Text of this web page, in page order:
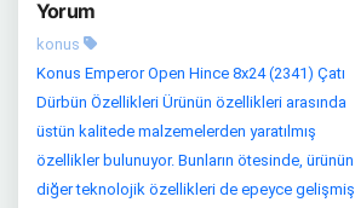
Yorum
konus
Konus Emperor Open Hince 8x24 (2341) Çatı
Dürbün Özellikleri Ürünün özellikleri arasında
üstün kalitede malzemelerden yaratılmış
özellikler bulunuyor. Bunların ötesinde, ürünün
diğer teknolojik özellikleri de epeyce gelişmiş